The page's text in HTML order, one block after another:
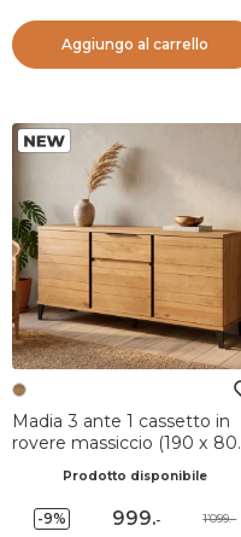
Aggiungo al carrello
Madia 3 ante 1 cassetto in
rovere massiccio (190 x 80
Prodotto disponibile
-9% 999.- 1’099.-